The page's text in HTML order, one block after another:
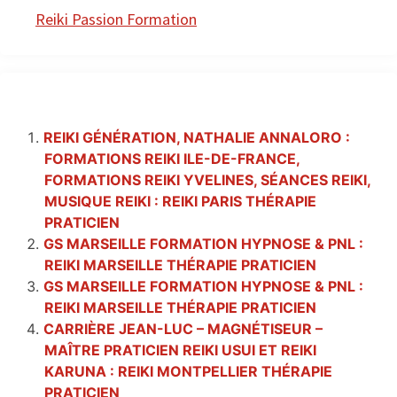
Reiki Passion Formation
REIKI GÉNÉRATION, NATHALIE ANNALORO :
FORMATIONS REIKI ILE-DE-FRANCE,
FORMATIONS REIKI YVELINES, SÉANCES REIKI,
MUSIQUE REIKI : REIKI PARIS THÉRAPIE
PRATICIEN
GS MARSEILLE FORMATION HYPNOSE & PNL :
REIKI MARSEILLE THÉRAPIE PRATICIEN
GS MARSEILLE FORMATION HYPNOSE & PNL :
REIKI MARSEILLE THÉRAPIE PRATICIEN
CARRIÈRE JEAN-LUC – MAGNÉTISEUR –
MAÎTRE PRATICIEN REIKI USUI ET REIKI
KARUNA : REIKI MONTPELLIER THÉRAPIE
PRATICIEN